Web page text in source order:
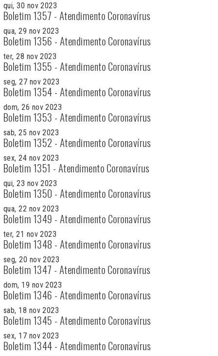
qui, 30 nov 2023
Boletim 1357 - Atendimento Coronavírus
qua, 29 nov 2023
Boletim 1356 - Atendimento Coronavírus
ter, 28 nov 2023
Boletim 1355 - Atendimento Coronavírus
seg, 27 nov 2023
Boletim 1354 - Atendimento Coronavírus
dom, 26 nov 2023
Boletim 1353 - Atendimento Coronavírus
sab, 25 nov 2023
Boletim 1352 - Atendimento Coronavírus
sex, 24 nov 2023
Boletim 1351 - Atendimento Coronavírus
qui, 23 nov 2023
Boletim 1350 - Atendimento Coronavírus
qua, 22 nov 2023
Boletim 1349 - Atendimento Coronavírus
ter, 21 nov 2023
Boletim 1348 - Atendimento Coronavírus
seg, 20 nov 2023
Boletim 1347 - Atendimento Coronavírus
dom, 19 nov 2023
Boletim 1346 - Atendimento Coronavírus
sab, 18 nov 2023
Boletim 1345 - Atendimento Coronavírus
sex, 17 nov 2023
Boletim 1344 - Atendimento Coronavírus